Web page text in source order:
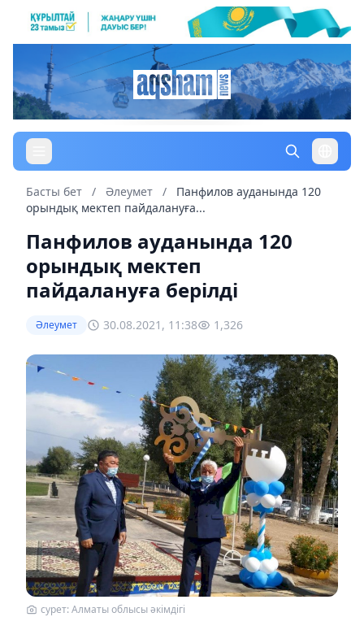
Басты бет / Әлеумет /
Панфилов ауданында 120
орындық мектеп пайдалануға...
Панфилов ауданында 120
орындық мектеп
пайдалануға берілді
Әлеумет 30.08.2021, 11:38 1,326
сурет: Алматы облысы әкімдігі